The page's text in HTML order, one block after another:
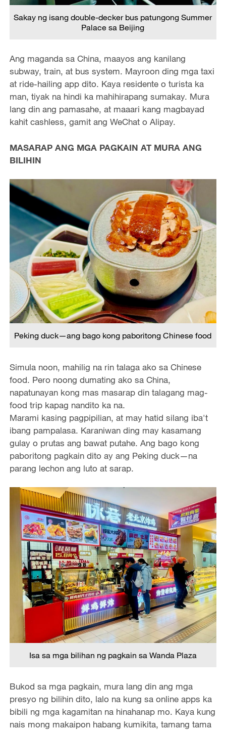
Sakay ng isang double-decker bus patungong Summer
Palace sa Beijing
Ang maganda sa China, maayos ang kanilang
subway, train, at bus system. Mayroon ding mga taxi
at ride-hailing app dito. Kaya residente o turista ka
man, tiyak na hindi ka mahihirapang sumakay. Mura
lang din ang pamasahe, at maaari kang magbayad
kahit cashless, gamit ang WeChat o Alipay.
MASARAP ANG MGA PAGKAIN AT MURA ANG
BILIHIN
Peking duck—ang bago kong paboritong Chinese food
Simula noon, mahilig na rin talaga ako sa Chinese
food. Pero noong dumating ako sa China,
napatunayan kong mas masarap din talagang mag-
food trip kapag nandito ka na.
Marami kasing pagpipilian, at may hatid silang iba't
ibang pampalasa. Karaniwan ding may kasamang
gulay o prutas ang bawat putahe. Ang bago kong
paboritong pagkain dito ay ang Peking duck—na
parang lechon ang luto at sarap.
Isa sa mga bilihan ng pagkain sa Wanda Plaza
Bukod sa mga pagkain, mura lang din ang mga
presyo ng bilihin dito, lalo na kung sa online apps ka
bibili ng mga kagamitan na hinahanap mo. Kaya kung
nais mong makaipon habang kumikita, tamang tama